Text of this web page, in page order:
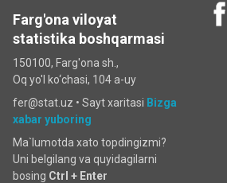
Farg'ona viloyat
statistika boshqarmasi
150100, Farg'ona sh.,
Oq yo'l ko‘chаsi, 104 a-uy
fer@stat.uz • Sayt xaritasi Bizga
xabar yuboring
Ma`lumotda xato topdingizmi?
Uni belgilang va quyidagilarni
bosing Ctrl + Enter